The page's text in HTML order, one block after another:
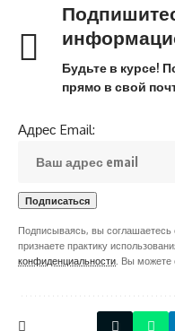
Будьте в курсе!
прямо в свой
Адрес Email:
Подписываясь, вы
признаете практику
конфиденциальности . Вы можете